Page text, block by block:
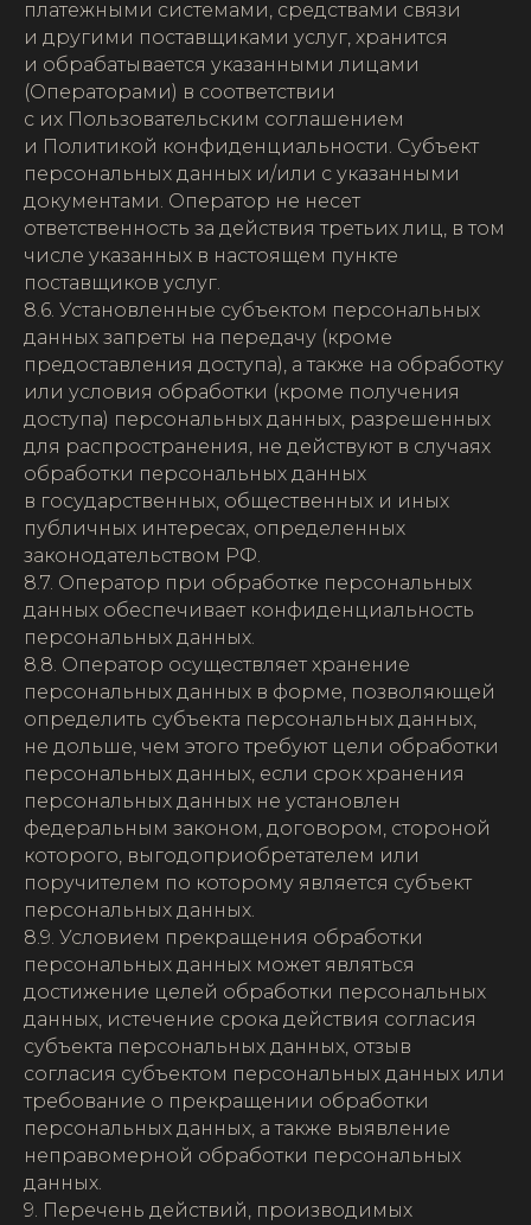
платежными системами, средствами связи
и другими поставщиками услуг, хранится
и обрабатывается указанными лицами
(Операторами) в соответствии
с их Пользовательским соглашением
и Политикой конфиденциальности. Субъект
персональных данных и/или с указанными
документами. Оператор не несет
ответственность за действия третьих лиц, в том
числе указанных в настоящем пункте
поставщиков услуг.
8.6. Установленные субъектом персональных
данных запреты на передачу (кроме
предоставления доступа), а также на обработку
или условия обработки (кроме получения
доступа) персональных данных, разрешенных
для распространения, не действуют в случаях
обработки персональных данных
в государственных, общественных и иных
публичных интересах, определенных
законодательством РФ.
8.7. Оператор при обработке персональных
данных обеспечивает конфиденциальность
персональных данных.
8.8. Оператор осуществляет хранение
персональных данных в форме, позволяющей
определить субъекта персональных данных,
не дольше, чем этого требуют цели обработки
персональных данных, если срок хранения
персональных данных не установлен
федеральным законом, договором, стороной
которого, выгодоприобретателем или
поручителем по которому является субъект
персональных данных.
8.9. Условием прекращения обработки
персональных данных может являться
достижение целей обработки персональных
данных, истечение срока действия согласия
субъекта персональных данных, отзыв
согласия субъектом персональных данных или
требование о прекращении обработки
персональных данных, а также выявление
неправомерной обработки персональных
данных.
9. Перечень действий, производимых